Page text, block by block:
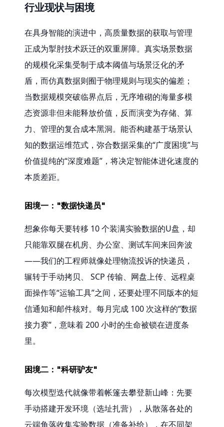
行业现状与困境
在具身智能的演进中，高质量数据的获取与管理
正成为掣肘技术跃迁的双重屏障。真实场景数据
的规模化采集受制于成本阈值与场景泛化的矛
盾，而仿真数据则囿于物理规则与现实的偏差；
当数据规模突破临界点后，无序堆砌的海量多模
态资源非但未能释放价值，反而演变为存储、算
力、管理的复合成本黑洞。能否构建基于场景认
知的数据运维范式，弥合数据采集的“广度困境”与
价值提纯的“深度难题”，将决定智能体进化速度的
本质差距。
困境一："数据快递员"
想象你每天要转移 10 个装满实验数据的U盘，却
只能靠双腿在机房、办公室、测试车间来回奔波
——我们的工程师就像处理物流投诉的快递员，
辗转于手动拷贝、 SCP 传输、网盘上传、远程桌
面操作等“运输工具”之间，还要处理不同版本的短
信通知和邮件核对。每月完成 100 次这样的“数据
接力赛”，意味着 200 小时的生命被锁在进度条
里。
困境二："科研驴友"
每次模型迭代就像带着帐篷去攀登新山峰：先要
手动搭建开发环境（选址扎营），从散落各处的
云端角落收集实验数据（准备补给），在不同架